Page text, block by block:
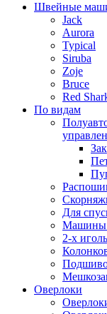
Швейные
Jack
Aurora
Typical
Siruba
Zoje
Bruce
Red
По видам
Для
Машины
2-х
Оверлоки